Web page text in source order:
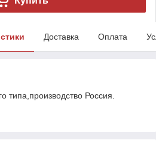
Доставка Оплата
типа,производство Россия.